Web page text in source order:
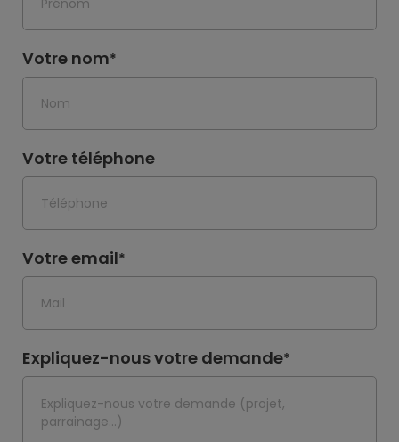
Votre nom*
Votre téléphone
Votre email*
Expliquez-nous votre demande*